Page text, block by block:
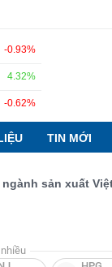
-0.93%
4.32%
-0.62%
TIN MỚI
sản xuất Việt